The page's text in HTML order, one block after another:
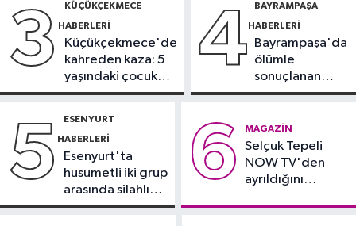
21:21
vatandaşları yazlık sinemada
buluşturuyor
demeyin, önlemini alın
3 KÜÇÜKÇEKMECE
HABERLERI
Küçükçekmece'de
kahreden kaza: 5
yaşındaki çocuk
yoğun bakımda
4 BAYRAMPAŞA
HABERLERI
Bayrampaşa'da
ölümle
sonuçlanan
kaza: Sürücü
5 ESENYURT
HABERLERI
Esenyurt'ta
husumetli iki grup
arasında silahlı
kavga
6 MAGAZIN
Selçuk Tepeli
NOW TV'den
ayrıldığını